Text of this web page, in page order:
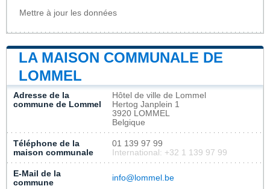
Mettre à jour les données
LA MAISON COMMUNALE DE
LOMMEL
Adresse de la
commune de Lommel
Hôtel de ville de Lommel
Hertog Janplein 1
3920 LOMMEL
Belgique
Téléphone de la
maison communale
01 139 97 99
International: +32 1 139 97 99
E-Mail de la
commune
info@lommel.be